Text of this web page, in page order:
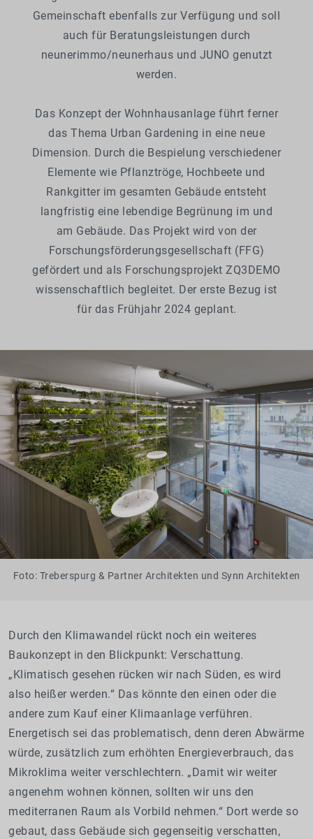
Foto: Treberspurg & Partner Architekten und Synn Architekten
Gemeinschaft ebenfalls zur Verfügung und soll
auch für Beratungsleistungen durch
neunerimmo/neunerhaus und JUNO genutzt
werden.
Das Konzept der Wohnhausanlage führt ferner
das Thema Urban Gardening in eine neue
Dimension. Durch die Bespielung verschiedener
Elemente wie Pflanztröge, Hochbeete und
Rankgitter im gesamten Gebäude entsteht
langfristig eine lebendige Begrünung im und
am Gebäude. Das Projekt wird von der
Forschungsförderungsgesellschaft (FFG)
gefördert und als Forschungsprojekt ZQ3DEMO
wissenschaftlich begleitet. Der erste Bezug ist
für das Frühjahr 2024 geplant.
Durch den Klimawandel rückt noch ein weiteres
Baukonzept in den Blickpunkt: Verschattung.
„Klimatisch gesehen rücken wir nach Süden, es wird
also heißer werden.“ Das könnte den einen oder die
andere zum Kauf einer Klimaanlage verführen.
Energetisch sei das problematisch, denn deren Abwärme
würde, zusätzlich zum erhöhten Energieverbrauch, das
Mikroklima weiter verschlechtern. „Damit wir weiter
angenehm wohnen können, sollten wir uns den
mediterranen Raum als Vorbild nehmen.“ Dort werde so
gebaut, dass Gebäude sich gegenseitig verschatten,